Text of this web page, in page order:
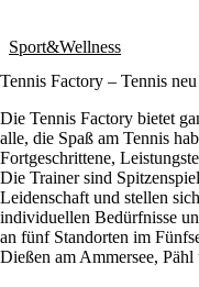
Sport&Wellness
Tennis Factory – Tennis
Die Tennis Factory bietet
alle, die Spaß am Tennis
Fortgeschrittene,
Die Trainer sind
Leidenschaft und stellen
individuellen Bedürfnisse
an fünf Standorten im
Dießen am Ammersee,